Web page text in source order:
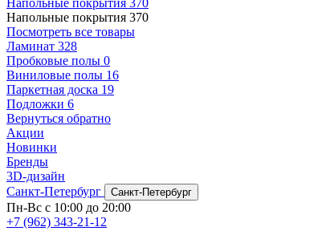
Напольные покрытия 370
Напольные покрытия 370
Посмотреть все товары
Ламинат 328
Пробковые полы 0
Виниловые полы 16
Паркетная доска 19
Подложки 6
Вернуться обратно
Акции
Новинки
Бренды
3D-дизайн
Санкт-Петербург
Санкт-Петербург
Пн-Вс с 10:00 до 20:00
+7 (962) 343-21-12